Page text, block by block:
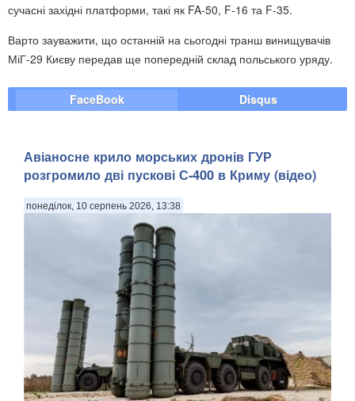
сучасні західні платформи, такі як FA-50, F-16 та F-35.
Варто зауважити, що останній на сьогодні транш винищувачів
МіГ-29 Києву передав ще попередній склад польського уряду.
FaceBook Disqus
Авіаносне крило морських дронів ГУР
розгромило дві пускові С-400 в Криму (відео)
понеділок, 10 серпень 2026, 13:38